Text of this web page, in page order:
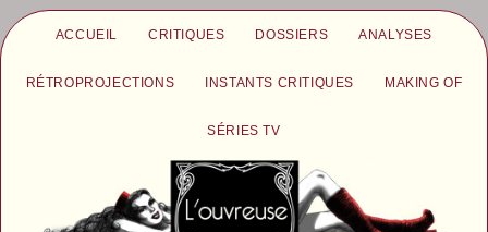
ACCUEIL CRITIQUES DOSSIERS ANALYSES
RÉTROPROJECTIONS INSTANTS CRITIQUES MAKING OF
SÉRIES TV